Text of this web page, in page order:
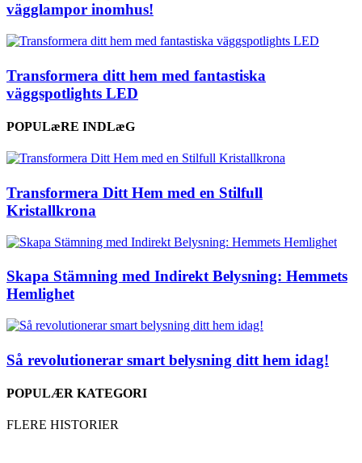
vägglampor inomhus!
Transformera ditt hem med fantastiska
väggspotlights LED
POPULæRE INDLæG
Transformera Ditt Hem med en Stilfull
Kristallkrona
Skapa Stämning med Indirekt Belysning: Hemmets
Hemlighet
Så revolutionerar smart belysning ditt hem idag!
POPULÆR KATEGORI
FLERE HISTORIER